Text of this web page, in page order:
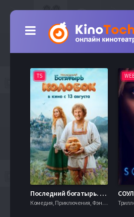
TS
Последний богатырь. Колобок (2026)
Комедия, Приключения, Фэнтези,